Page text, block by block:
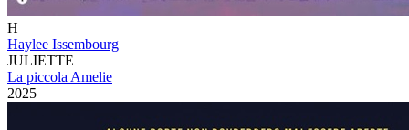
H
Haylee Issembourg
JULIETTE
La piccola Amelie
2025